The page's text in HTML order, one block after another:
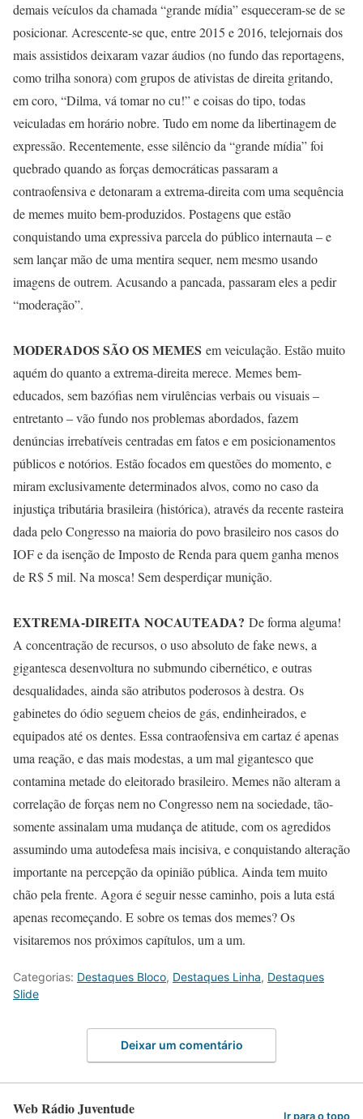
demais veículos da chamada “grande mídia” esqueceram-se de se
posicionar. Acrescente-se que, entre 2015 e 2016, telejornais dos
mais assistidos deixaram vazar áudios (no fundo das reportagens,
como trilha sonora) com grupos de ativistas de direita gritando,
em coro, “Dilma, vá tomar no cu!” e coisas do tipo, todas
veiculadas em horário nobre. Tudo em nome da libertinagem de
expressão. Recentemente, esse silêncio da “grande mídia” foi
quebrado quando as forças democráticas passaram a
contraofensiva e detonaram a extrema-direita com uma sequência
de memes muito bem-produzidos. Postagens que estão
conquistando uma expressiva parcela do público internauta – e
sem lançar mão de uma mentira sequer, nem mesmo usando
imagens de outrem. Acusando a pancada, passaram eles a pedir
“moderação”.
MODERADOS SÃO OS MEMES em veiculação. Estão muito
aquém do quanto a extrema-direita merece. Memes bem-
educados, sem bazófias nem virulências verbais ou visuais –
entretanto – vão fundo nos problemas abordados, fazem
denúncias irrebatíveis centradas em fatos e em posicionamentos
públicos e notórios. Estão focados em questões do momento, e
miram exclusivamente determinados alvos, como no caso da
injustiça tributária brasileira (histórica), através da recente rasteira
dada pelo Congresso na maioria do povo brasileiro nos casos do
IOF e da isenção de Imposto de Renda para quem ganha menos
de R$ 5 mil. Na mosca! Sem desperdiçar munição.
EXTREMA-DIREITA NOCAUTEADA? De forma alguma!
A concentração de recursos, o uso absoluto de fake news, a
gigantesca desenvoltura no submundo cibernético, e outras
desqualidades, ainda são atributos poderosos à destra. Os
gabinetes do ódio seguem cheios de gás, endinheirados, e
equipados até os dentes. Essa contraofensiva em cartaz é apenas
uma reação, e das mais modestas, a um mal gigantesco que
contamina metade do eleitorado brasileiro. Memes não alteram a
correlação de forças nem no Congresso nem na sociedade, tão-
somente assinalam uma mudança de atitude, com os agredidos
assumindo uma autodefesa mais incisiva, e conquistando alteração
importante na percepção da opinião pública. Ainda tem muito
chão pela frente. Agora é seguir nesse caminho, pois a luta está
apenas recomeçando. E sobre os temas dos memes? Os
visitaremos nos próximos capítulos, um a um.
Categorias: Destaques Bloco, Destaques Linha, Destaques
Slide
Deixar um comentário
Web Rádio Juventude Ir para o topo